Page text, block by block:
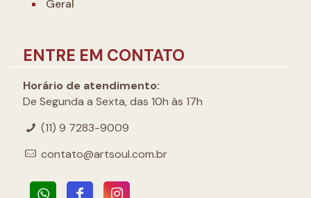
Geral
ENTRE EM CONTATO
Horário de atendimento:
De Segunda a Sexta, das 10h às 17h
(11) 9 7283-9009
contato@artsoul.com.br